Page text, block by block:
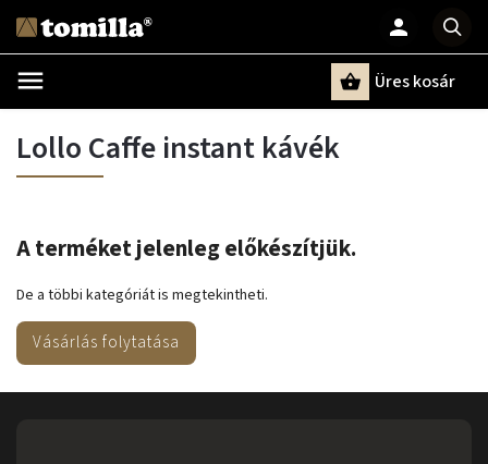
Üres kosár
Lollo Caffe instant kávék
A terméket jelenleg előkészítjük.
De a többi kategóriát is megtekintheti.
Vásárlás folytatása